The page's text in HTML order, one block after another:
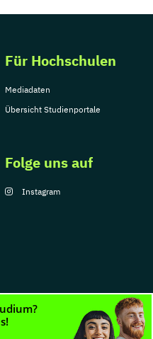
Für Hochschulen
Mediadaten
Übersicht Studienportale
Folge uns auf
Instagram